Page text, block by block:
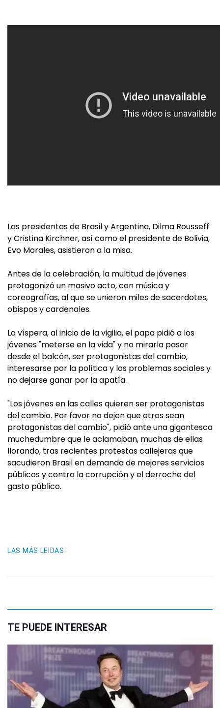
Las presidentas de Brasil y Argentina, Dilma Rousseff
y Cristina Kirchner, así como el presidente de Bolivia,
Evo Morales, asistieron a la misa.
Antes de la celebración, la multitud de jóvenes
protagonizó un masivo acto, con música y
coreografías, al que se unieron miles de sacerdotes,
obispos y cardenales.
La víspera, al inicio de la vigilia, el papa pidió a los
jóvenes "meterse en la vida" y no mirarla pasar
desde el balcón, ser protagonistas del cambio,
interesarse por la política y los problemas sociales y
no dejarse ganar por la apatía.
"Los jóvenes en las calles quieren ser protagonistas
del cambio. Por favor no dejen que otros sean
protagonistas del cambio", pidió ante una gigantesca
muchedumbre que le aclamaban, muchas de ellas
llorando, tras recientes protestas callejeras que
sacudieron Brasil en demanda de mejores servicios
públicos y contra la corrupción y el derroche del
gasto público.
LAS MÁS LEIDAS
TE PUEDE INTERESAR